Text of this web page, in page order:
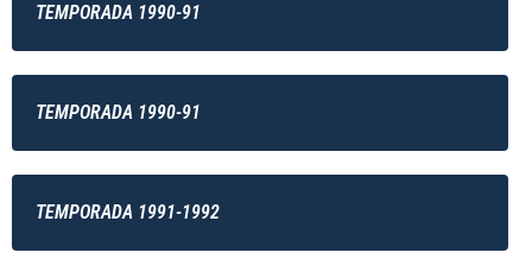
TEMPORADA 1990-91
TEMPORADA 1990-91
TEMPORADA 1991-1992